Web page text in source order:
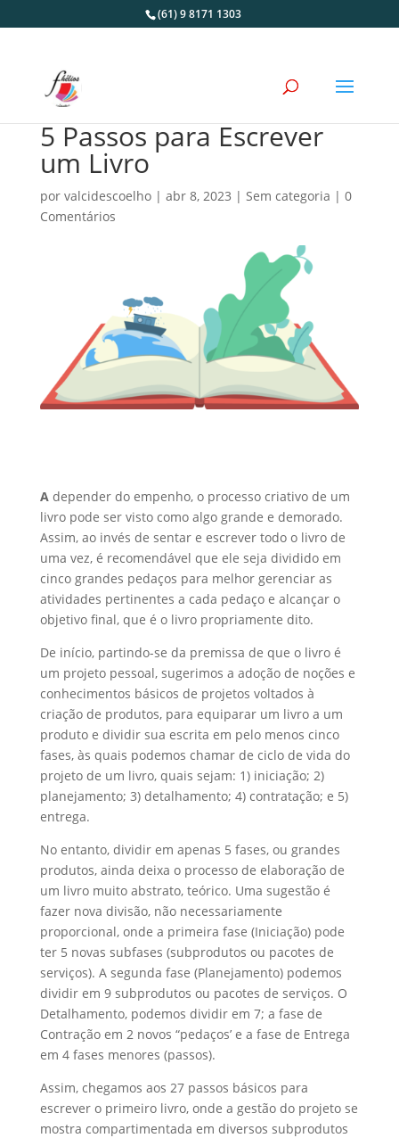
(61) 9 8171 1303
5 Passos para Escrever
um Livro
por valcidescoelho| abr 8, 2023 | Sem categoria | 0
Comentários
A depender do empenho, o processo criativo de um
livro pode ser visto como algo grande e demorado.
Assim, ao invés de sentar e escrever todo o livro de
uma vez, é recomendável que ele seja dividido em
cinco grandes pedaços para melhor gerenciar as
atividades pertinentes a cada pedaço e alcançar o
objetivo final, que é o livro propriamente dito.
De início, partindo-se da premissa de que o livro é
um projeto pessoal, sugerimos a adoção de noções e
conhecimentos básicos de projetos voltados à
criação de produtos, para equiparar um livro a um
produto e dividir sua escrita em pelo menos cinco
fases, às quais podemos chamar de ciclo de vida do
projeto de um livro, quais sejam: 1) iniciação; 2)
planejamento; 3) detalhamento; 4) contratação; e 5)
entrega.
No entanto, dividir em apenas 5 fases, ou grandes
produtos, ainda deixa o processo de elaboração de
um livro muito abstrato, teórico. Uma sugestão é
fazer nova divisão, não necessariamente
proporcional, onde a primeira fase (Iniciação) pode
ter 5 novas subfases (subprodutos ou pacotes de
serviços). A segunda fase (Planejamento) podemos
dividir em 9 subprodutos ou pacotes de serviços. O
Detalhamento, podemos dividir em 7; a fase de
Contração em 2 novos “pedaços’ e a fase de Entrega
em 4 fases menores (passos).
Assim, chegamos aos 27 passos básicos para
escrever o primeiro livro, onde a gestão do projeto se
mostra compartimentada em diversos subprodutos